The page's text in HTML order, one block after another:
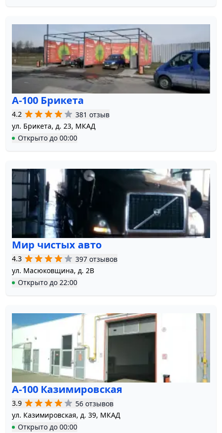
А-100 Брикета
4.2
381 отзыв
ул. Брикета, д. 23, МКАД
Открыто до 00:00
Мир чистых авто
4.3
397 отзывов
ул. Масюковщина, д. 2В
Открыто до 22:00
А-100 Казимировская
3.9
56 отзывов
ул. Казимировская, д. 39, МКАД
Открыто до 00:00